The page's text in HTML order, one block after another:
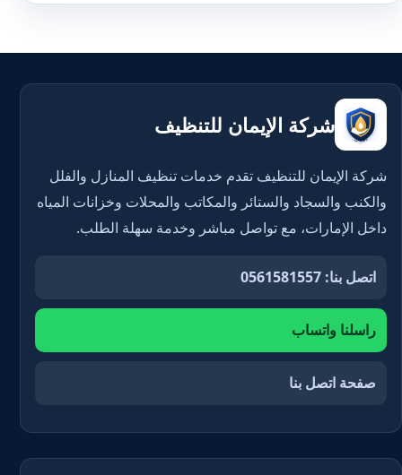
شركة الإيمان للتنظيف
شركة الإيمان للتنظيف تقدم خدمات تنظيف المنازل والفلل
والكنب والسجاد والستائر والمكاتب والمحلات وخزانات المياه
داخل الإمارات، مع تواصل مباشر وخدمة سهلة الطلب.
اتصل بنا: 0561581557
راسلنا واتساب
صفحة اتصل بنا